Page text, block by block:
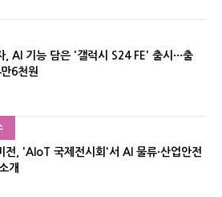
, AI 기능 담은 '갤럭시 S24 FE' 출시···출
6천원
전, 'AIoT 국제전시회'서 AI 물류·산업안전
개